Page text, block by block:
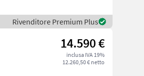
Rivenditore Premium Plus
14.590 €
inclusa IVA 19%
12.260,50 € netto